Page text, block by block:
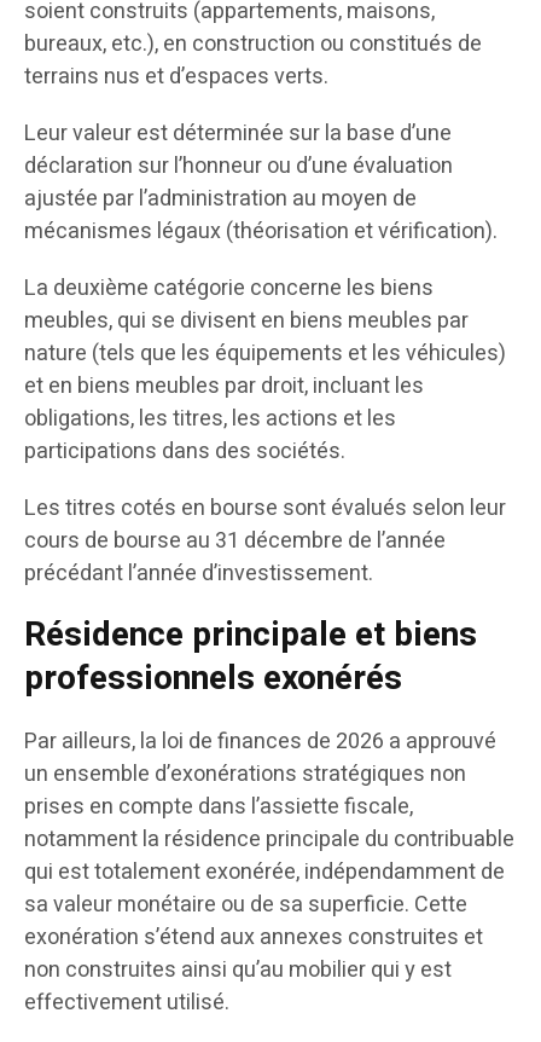
soient construits (appartements, maisons,
bureaux, etc.), en construction ou constitués de
terrains nus et d’espaces verts.
Leur valeur est déterminée sur la base d’une
déclaration sur l’honneur ou d’une évaluation
ajustée par l’administration au moyen de
mécanismes légaux (théorisation et vérification).
La deuxième catégorie concerne les biens
meubles, qui se divisent en biens meubles par
nature (tels que les équipements et les véhicules)
et en biens meubles par droit, incluant les
obligations, les titres, les actions et les
participations dans des sociétés.
Les titres cotés en bourse sont évalués selon leur
cours de bourse au 31 décembre de l’année
précédant l’année d’investissement.
Résidence principale et biens
professionnels exonérés
Par ailleurs, la loi de finances de 2026 a approuvé
un ensemble d’exonérations stratégiques non
prises en compte dans l’assiette fiscale,
notamment la résidence principale du contribuable
qui est totalement exonérée, indépendamment de
sa valeur monétaire ou de sa superficie. Cette
exonération s’étend aux annexes construites et
non construites ainsi qu’au mobilier qui y est
effectivement utilisé.